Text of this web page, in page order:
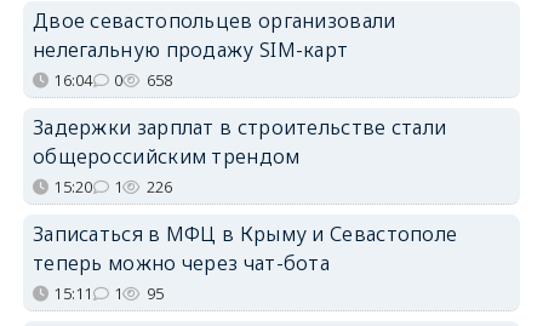
Двое севастопольцев организовали
нелегальную продажу SIM-карт
16:04 0 658
Задержки зарплат в строительстве стали
общероссийским трендом
15:20 1 226
Записаться в МФЦ в Крыму и Севастополе
теперь можно через чат-бота
15:11 1 95